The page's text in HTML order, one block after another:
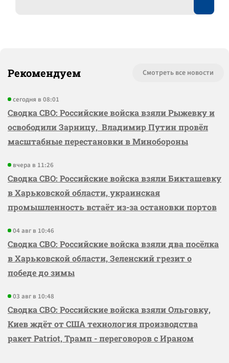
Рекомендуем Смотреть все новости
сегодня в 08:01
Сводка СВО: Российские войска взяли Рыжевку и
освободили Зарницу, Владимир Путин провёл
масштабные перестановки в Минобороны
вчера в 11:26
Сводка СВО: Российские войска взяли Бикташевку
в Харьковской области, украинская
промышленность встаёт из-за остановки портов
04 авг в 10:46
Сводка СВО: Российские войска взяли два посёлка
в Харьковской области, Зеленский грезит о
победе до зимы
03 авг в 10:48
Сводка СВО: Российские войска взяли Ольговку,
Киев ждёт от США технология производства
ракет Patriot, Трамп - переговоров с Ираном